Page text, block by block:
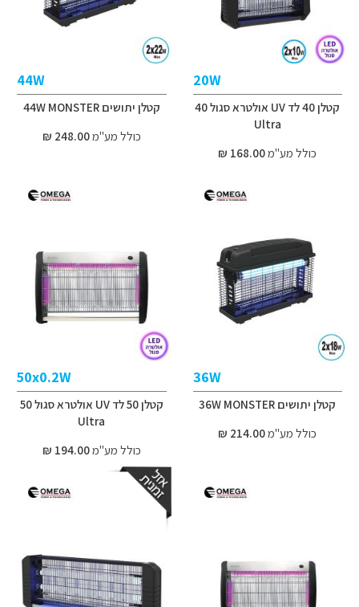
20W
קטלן 40 לד UV אולטרא סגול 40
Ultra
כולל מע"מ168.00 ₪
44W
קטלן יתושים 44W MONSTER
כולל מע"מ248.00 ₪
36W
קטלן יתושים 36W MONSTER
כולל מע"מ214.00 ₪
50x0.2W
קטלן 50 לד UV אולטרא סגול 50
Ultra
כולל מע"מ194.00 ₪